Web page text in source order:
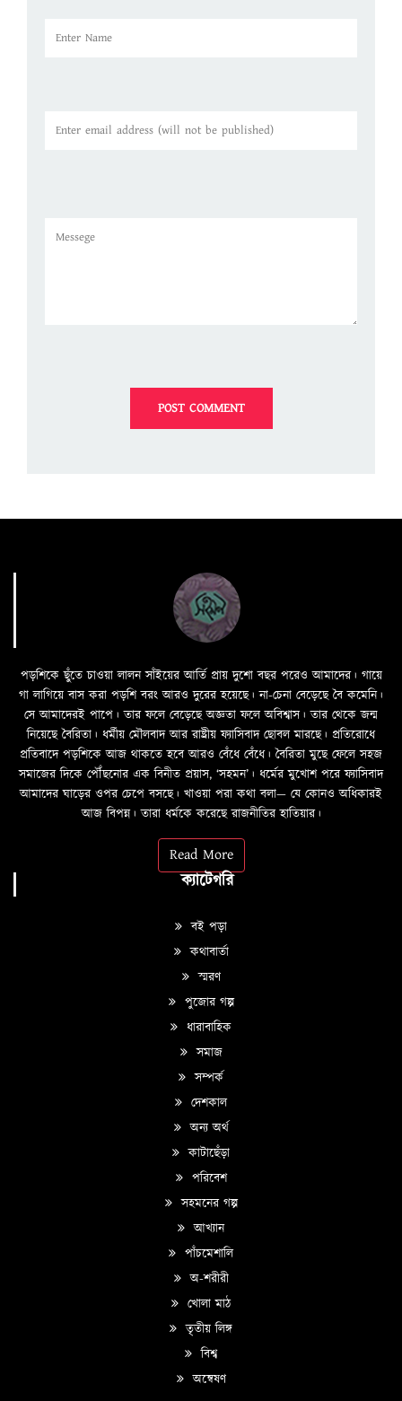
পড়শিকে ছুঁতে চাওয়া লালন সাঁইয়ের আর্তি প্রায় দুশো বছর পরেও আমাদের। গায়ে
গা লাগিয়ে বাস করা পড়শি বরং আরও দুরের হয়েছে। না-চেনা বেড়েছে বৈ কমেনি।
সে আমাদেরই পাপে। তার ফলে বেড়েছে অজ্ঞতা ফলে অবিশ্বাস। তার থেকে জন্ম
নিয়েছে বৈরিতা। ধর্মীয় মৌলবাদ আর রাষ্ট্রীয় ফ্যাসিবাদ ছোবল মারছে। প্রতিরোধে
প্রতিবাদে পড়শিকে আজ থাকতে হবে আরও বেঁধে বেঁধে। বৈরিতা মুছে ফেলে সহজ
সমাজের দিকে পৌঁছনোর এক বিনীত প্রয়াস, ‘সহমন’। ধর্মের মুখোশ পরে ফ্যাসিবাদ
আমাদের ঘাড়ের ওপর চেপে বসছে। খাওয়া পরা কথা বলা—­­ যে কোনও অধিকারই
আজ বিপন্ন। তারা ধর্মকে করেছে রাজনীতির হাতিয়ার।
Read More
ক্যাটেগরি
বই পড়া
কথাবার্তা
স্মরণ
পুজোর গল্প
ধারাবাহিক
সমাজ
সম্পর্ক
দেশকাল
অন্য অর্থ
কাটাছেঁড়া
পরিবেশ
সহমনের গল্প
আখ্যান
পাঁচমেশালি
অ-শরীরী
খোলা মাঠ
তৃতীয় লিঙ্গ
বিশ্ব
অন্বেষণ